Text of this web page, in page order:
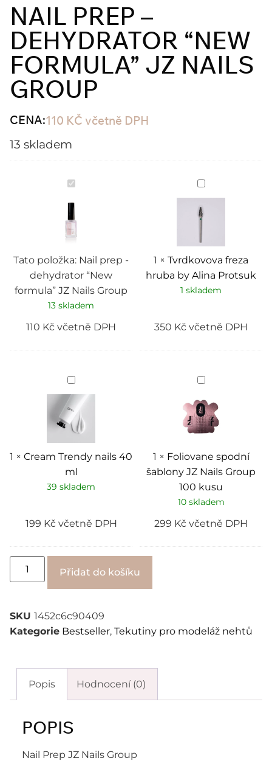
NAIL PREP –
DEHYDRATOR “NEW
FORMULA” JZ NAILS
GROUP
CENA:110 KČ včetně DPH
13 skladem
Nail
prep
-
dehydrator
“New
formula”
JZ
Group
Tato položka: Nail prep -
dehydrator “New
formula” JZ Nails Group
13 skladem
110 Kč včetně DPH
Tvrdkovova
freza
hruba
by
Alina
1 × Tvrdkovova freza
hruba by Alina Protsuk
1 skladem
350 Kč včetně DPH
Cream
Trendy
nails
40
ml
1 × Cream Trendy nails 40
ml
39 skladem
199 Kč včetně DPH
Foliovane
spodní
šablony
JZ
Nails
Group
100
1 × Foliovane spodní
šablony JZ Nails Group
100 kusu
10 skladem
299 Kč včetně DPH
Přidat do košíku
SKU 1452c6c90409
Kategorie Bestseller, Tekutiny pro modeláž nehtů
Popis Hodnocení (0)
POPIS
Nail Prep JZ Nails Group